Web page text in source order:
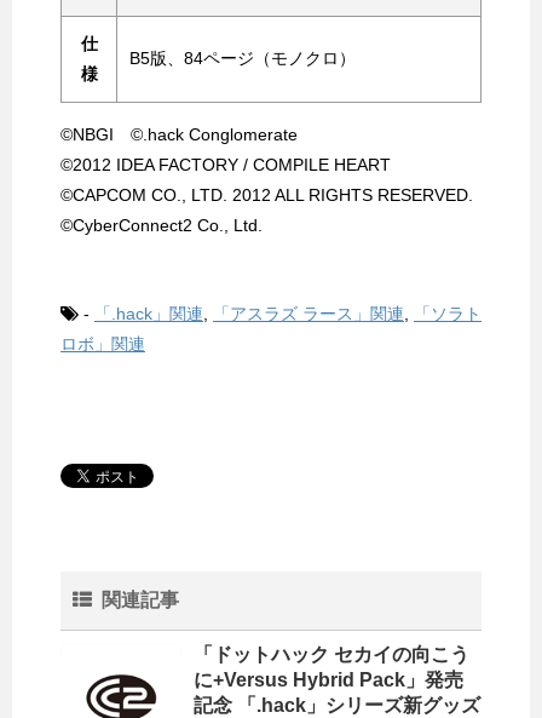
仕
様
B5版、84ページ（モノクロ）
©NBGI ©.hack Conglomerate
©2012 IDEA FACTORY / COMPILE HEART
©CAPCOM CO., LTD. 2012 ALL RIGHTS RESERVED.
©CyberConnect2 Co., Ltd.
- 「.hack」関連 「アスラズ ラース」関連
「ソラト
ロボ」関連
関連記事
「ドットハック セカイの向こう
に+Versus Hybrid Pack」発売
記念 「.hack」シリーズ新グッズ